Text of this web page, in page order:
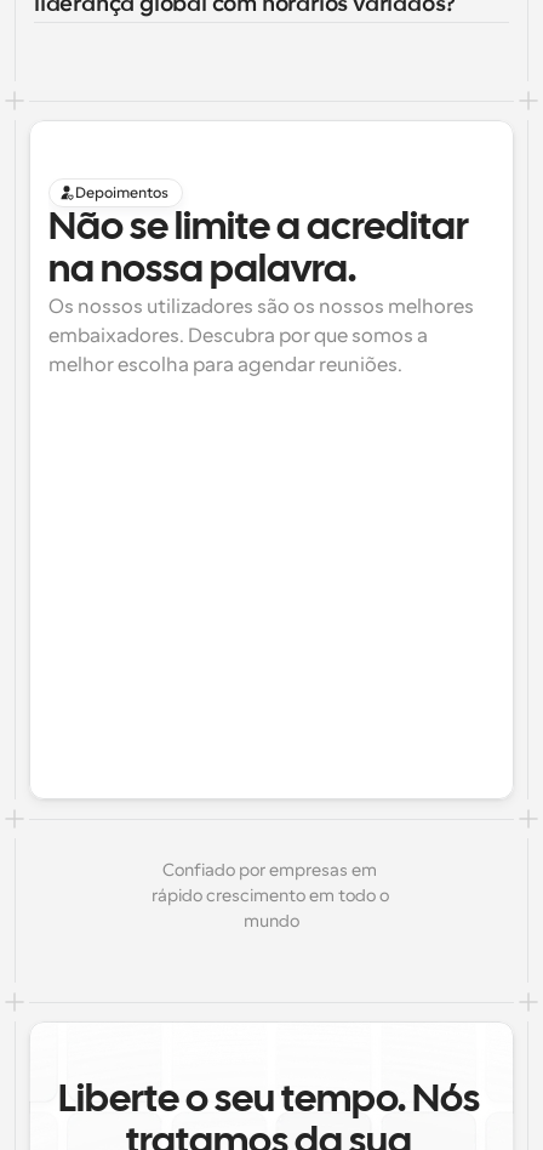
Depoimentos
Não se limite a acreditar
na nossa palavra.
Os nossos utilizadores são os nossos melhores
embaixadores. Descubra por que somos a
melhor escolha para agendar reuniões.
Confiado por empresas em
rápido crescimento em todo o
mundo
Liberte o seu tempo. Nós